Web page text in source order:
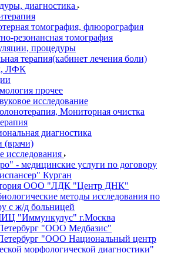
диагностика
томография, флюорография
резонансная томография
процедуры
терапия(кабинет лечения боли)
ЛФК
прочее
исследование
Мониторная очистка
диагностика
(врачи)
исследования
- медицинские услуги по договору
Курган
ООО "ЛДК "Центр ДНК"
методы исследования по
с ж/д больницей
"Иммункулус" г.Москва
"ООО Медбазис"
"ООО Национальный центр
морфологической диагностики"